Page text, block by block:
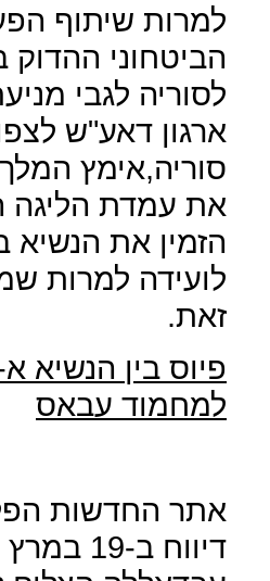
למרות שיתוף
הביטחוני ההדוק
לסוריה לגבי
ארגון דאע"ש
סוריה,אימץ
את עמדת הליגה
הזמין את
לועידה למרות
זאת.
פיוס בין הנשיא
למחמוד עבאס
אתר החדשות
דיווח ב-